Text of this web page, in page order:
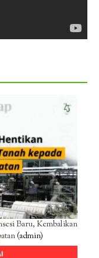
Baru, Kembalikan
(admin)